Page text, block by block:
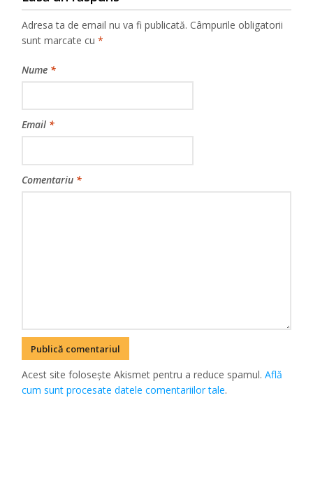
Adresa ta de email nu va fi publicată. Câmpurile obligatorii
sunt marcate cu*
Nume *
Email *
Comentariu *
Acest site folosește Akismet pentru a reduce spamul.Află
cum sunt procesate datele comentariilor tale.